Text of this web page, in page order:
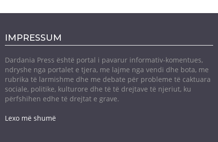
IMPRESSUM
Dardania Press është portal i pavarur informativ-komentues,
ndryshe nga portalet e tjera, me lajme nga vendi dhe bota, me
rubrika të larmishme dhe me debate për probleme të caktuara
sociale, politike, kulturore dhe të të drejtave të njeriut, ku
përfshihen edhe të drejtat e grave.
Lexo më shumë